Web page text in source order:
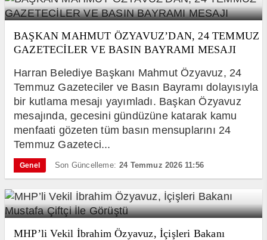
BAŞKAN MAHMUT ÖZYAVUZ’DAN, 24 TEMMUZ
GAZETECİLER VE BASIN BAYRAMI MESAJI
Harran Belediye Başkanı Mahmut Özyavuz, 24
Temmuz Gazeteciler ve Basın Bayramı dolayısıyla
bir kutlama mesajı yayımladı. Başkan Özyavuz
mesajında, gecesini gündüzüne katarak kamu
menfaati gözeten tüm basın mensuplarını 24
Temmuz Gazeteci...
Genel Son Güncelleme: 24 Temmuz 2026 11:56
MHP’li Vekil İbrahim Özyavuz, İçişleri Bakanı